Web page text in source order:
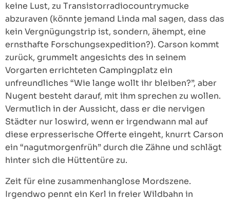
keine Lust, zu Transistorradiocountrymucke
abzuraven (könnte jemand Linda mal sagen, dass das
kein Vergnügungstrip ist, sondern, ähempt, eine
ernsthafte Forschungsexpedition?). Carson kommt
zurück, grummelt angesichts des in seinem
Vorgarten errichteten Campingplatz ein
unfreundliches “Wie lange wollt ihr bleiben?”, aber
Nugent besteht darauf, mit ihm sprechen zu wollen.
Vermutlich in der Aussicht, dass er die nervigen
Städter nur loswird, wenn er irgendwann mal auf
diese erpresserische Offerte eingeht, knurrt Carson
ein “nagutmorgenfrüh” durch die Zähne und schlägt
hinter sich die Hüttentüre zu.
Zeit für eine zusammenhanglose Mordszene.
Irgendwo pennt ein Kerl in freier Wildbahn in